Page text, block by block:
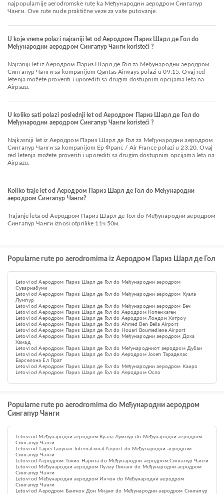
najpopularnije aerodromske rute ka Међународни аеродром Сингапур
Чанги. Ove rute nude praktične veze za vaše putovanje.
U koje vreme polazi najraniji let od Aеродром Париз Шарл де Гол do
Међународни аеродром Сингапур Чанги koristeći ?
Najraniji let iz Aеродром Париз Шарл де Гол za Међународни аеродром
Сингапур Чанги sa kompanijom Qantas Airways polazi u 09:15. Ovaj red
letenja možete proveriti i uporediti sa drugim dostupnim opcijama leta na
Airpazu.
U koliko sati polazi poslednji let od Aеродром Париз Шарл де Гол do
Међународни аеродром Сингапур Чанги koristeći ?
Najkasniji let iz Aеродром Париз Шарл де Гол za Међународни аеродром
Сингапур Чанги sa kompanijom Ер Франс / Air France polazi u 23:20. Ovaj
red letenja možete proveriti i uporediti sa drugim dostupnim opcijama leta na
Airpazu.
Koliko traje let od Aеродром Париз Шарл де Гол do Међународни
аеродром Сингапур Чанги?
Trajanje leta od Aеродром Париз Шарл де Гол do Међународни аеродром
Сингапур Чанги iznosi otprilike 11ч 50м.
Popularne rute po aerodromima iz Aеродром Париз Шарл де Гол
Letovi od Aеродром Париз Шарл де Гол do Међународни аеродром
Суварнабуми
Letovi od Aеродром Париз Шарл де Гол do Међународни аеродром Куала
Лумпур
Letovi od Aеродром Париз Шарл де Гол do Међународни аеродром Беч
Letovi od Aеродром Париз Шарл де Гол do Аеродром Копенхаген
Letovi od Aеродром Париз Шарл де Гол do Аеродром Лондон Хитроу
Letovi od Aеродром Париз Шарл де Гол do Ahmed Ben Bella Airport
Letovi od Aеродром Париз Шарл де Гол do Houari Boumediene Airport
Letovi od Aеродром Париз Шарл де Гол do Међународни аеродром Доха
Хамад
Letovi od Aеродром Париз Шарл де Гол do Меѓународниот аеродром Дубаи
Letovi od Aеродром Париз Шарл де Гол do Аеродром Јосеп Тараделас
Барселона Ел Прат
Letovi od Aеродром Париз Шарл де Гол do Међународни аеродром Каиро
Letovi od Aеродром Париз Шарл де Гол do Aеродром Осло
Popularne rute po aerodromima do Међународни аеродром
Сингапур Чанги
Letovi od Међународни аеродром Куала Лумпур do Међународни аеродром
Сингапур Чанги
Letovi od Taipei Taoyuan International Airport do Међународни аеродром
Сингапур Чанги
Letovi od Аеродром Токио Нарита do Међународни аеродром Сингапур Чанги
Letovi od Међународни аеродром Пулау Пинанг do Међународни аеродром
Сингапур Чанги
Letovi od Међународни аеродром Инчон do Међународни аеродром
Сингапур Чанги
Letovi od Аеродром Бангкок Дон Мијанг do Међународни аеродром Сингапур